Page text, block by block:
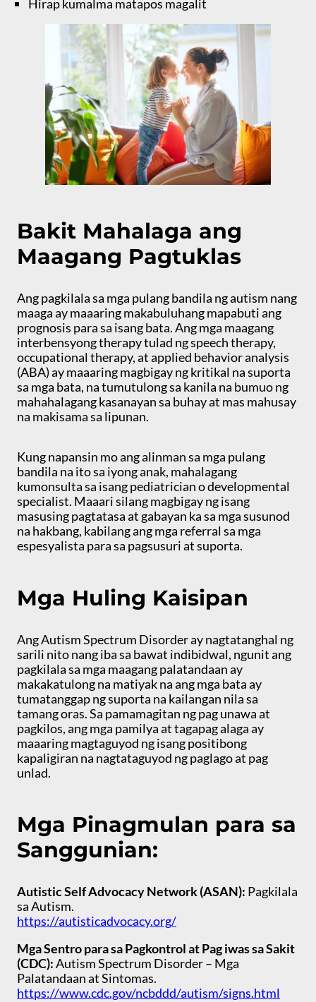
Hirap kumalma matapos magalit
Bakit Mahalaga ang
Maagang Pagtuklas
Ang pagkilala sa mga pulang bandila ng autism nang
maaga ay maaaring makabuluhang mapabuti ang
prognosis para sa isang bata. Ang mga maagang
interbensyong therapy tulad ng speech therapy,
occupational therapy, at applied behavior analysis
(ABA) ay maaaring magbigay ng kritikal na suporta
sa mga bata, na tumutulong sa kanila na bumuo ng
mahahalagang kasanayan sa buhay at mas mahusay
na makisama sa lipunan.
Kung napansin mo ang alinman sa mga pulang
bandila na ito sa iyong anak, mahalagang
kumonsulta sa isang pediatrician o developmental
specialist. Maaari silang magbigay ng isang
masusing pagtatasa at gabayan ka sa mga susunod
na hakbang, kabilang ang mga referral sa mga
espesyalista para sa pagsusuri at suporta.
Mga Huling Kaisipan
Ang Autism Spectrum Disorder ay nagtatanghal ng
sarili nito nang iba sa bawat indibidwal, ngunit ang
pagkilala sa mga maagang palatandaan ay
makakatulong na matiyak na ang mga bata ay
tumatanggap ng suporta na kailangan nila sa
tamang oras. Sa pamamagitan ng pag unawa at
pagkilos, ang mga pamilya at tagapag alaga ay
maaaring magtaguyod ng isang positibong
kapaligiran na nagtataguyod ng paglago at pag
unlad.
Mga Pinagmulan para sa
Sanggunian:
Autistic Self Advocacy Network (ASAN): Pagkilala
sa Autism.
https://autisticadvocacy.org/
Mga Sentro para sa Pagkontrol at Pag iwas sa Sakit
(CDC):Autism Spectrum Disorder – Mga
Palatandaan at Sintomas.
https://www.cdc.gov/ncbddd/autism/signs.html